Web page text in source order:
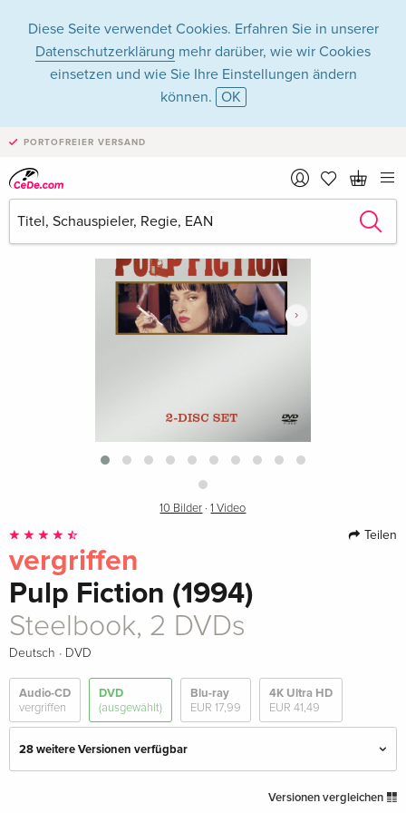
Diese Seite verwendet Cookies. Erfahren Sie in unserer
Datenschutzerklärung mehr darüber, wie wir Cookies
einsetzen und wie Sie Ihre Einstellungen ändern
können. OK
PORTOFREIER VERSAND
›
10 Bilder ·1 Video
Teilen
vergriffen
Pulp Fiction (1994)
Steelbook, 2 DVDs
Deutsch · DVD
Audio-CD
vergriffen
DVD
(ausgewählt)
Blu-ray
EUR 17,99
4K Ultra HD
EUR 41,49
28 weitere Versionen verfügbar
EUR 17,99
Versionen vergleichen